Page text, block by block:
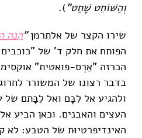
וְהַשּׁוֹחֵט שָׁחַט").
שירו הקצר של אלתרמן"הִנה
הפותח את חלק ד' של
הכרזה "אַרְס-פואטית"
בדבר רצונו של המשורר
ולהגיע אל לִבָּם ואל לִבָּתם של
העצים והאבנים. וכאן הביע
האינדיפרטיוּת של הטבע: לא